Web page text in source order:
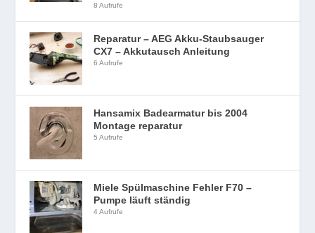
8 Aufrufe
Reparatur – AEG Akku-Staubsauger
CX7 – Akkutausch Anleitung
6 Aufrufe
Hansamix Badearmatur bis 2004
Montage reparatur
5 Aufrufe
Miele Spülmaschine Fehler F70 –
Pumpe läuft ständig
4 Aufrufe